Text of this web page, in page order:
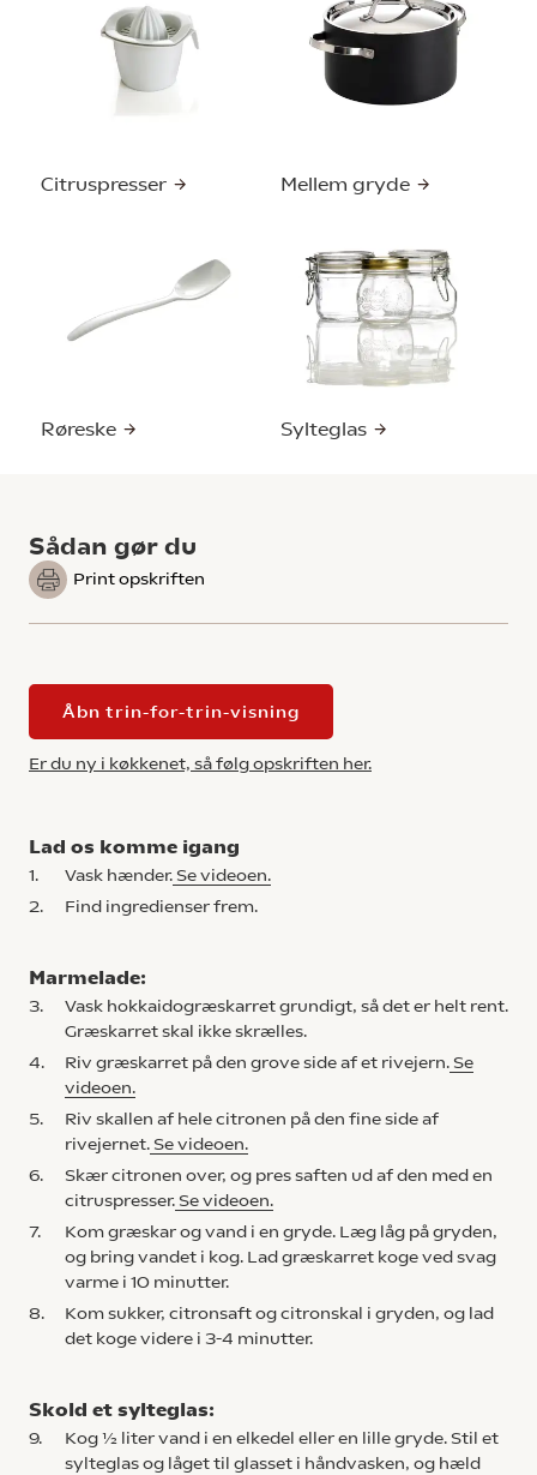
Citruspresser Mellem gryde
Røreske Sylteglas
Sådan gør du
Print opskriften
Åbn trin-for-trin-visning
Er du ny i køkkenet, så følg opskriften her.
Lad os komme igang
1. Vask hænder. Se videoen.
2.
Find ingredienser frem.
Marmelade:
3.
Vask hokkaidogræskarret grundigt, så det er helt rent.
Græskarret skal ikke skrælles.
4.
Riv græskarret på den grove side af et rivejern. Se
videoen.
5.
Riv skallen af hele citronen på den fine side af
rivejernet. Se videoen.
6.
Skær citronen over, og pres saften ud af den med en
citruspresser. Se videoen.
7.
Kom græskar og vand i en gryde. Læg låg på gryden,
og bring vandet i kog. Lad græskarret koge ved svag
varme i 10 minutter.
8.
Kom sukker, citronsaft og citronskal i gryden, og lad
det koge videre i 3-4 minutter.
Skold et sylteglas:
9.
Kog ½ liter vand i en elkedel eller en lille gryde. Stil et
sylteglas og låget til glasset i håndvasken, og hæld